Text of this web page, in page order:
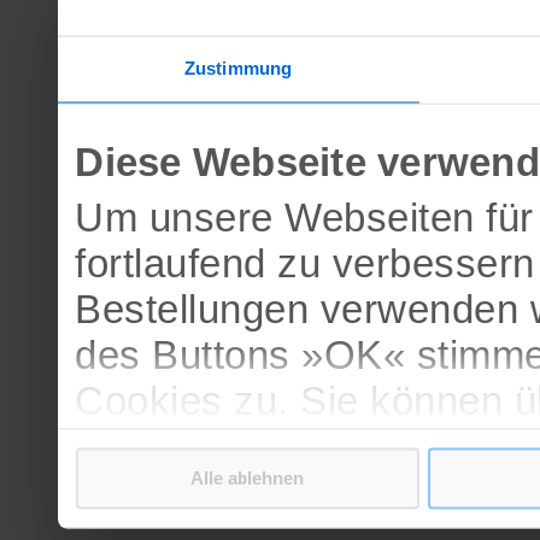
Zustimmung
Diese Webseite
Um unsere Webseiten
fortlaufend zu
Bestellungen
des Buttons »OK«
Cookies zu. Sie können
verschiedenen Cookies
bestätigen.
Alle ablehnen